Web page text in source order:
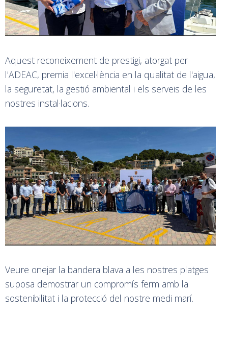
Aquest reconeixement de prestigi, atorgat per
l'ADEAC, premia l'excel·lència en la qualitat de l'aigua,
la seguretat, la gestió ambiental i els serveis de les
nostres instal·lacions.
Veure onejar la bandera blava a les nostres platges
suposa demostrar un compromís ferm amb la
sostenibilitat i la protecció del nostre medi marí.